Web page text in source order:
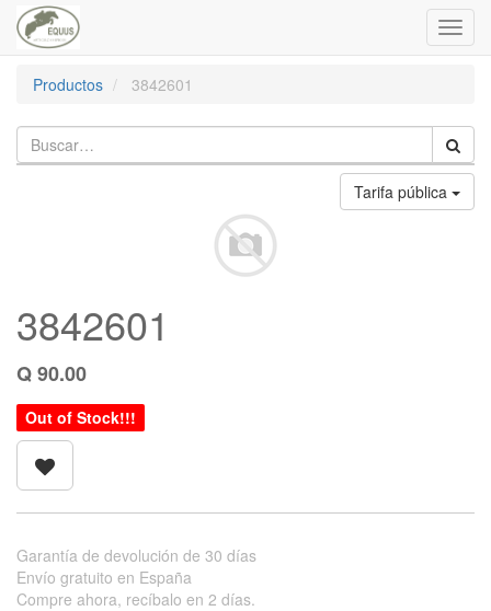
Productos
3842601
Tarifa pública
3842601
Q90.00
Out of Stock!!!
Garantía de devolución de 30 días
Envío gratuito en España
Compre ahora, recíbalo en 2 días.